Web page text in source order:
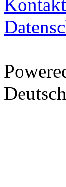
Kontakt